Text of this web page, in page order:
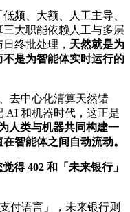
频、大额、人工主导、
大职能依赖人工与多层
终批处理， 天然就是为
是为智能体实时运行的
去中心化清算天然错
AI 和机器时代，这正是
人类与机器共同构建一
智能体之间自动流动。
得 402 和「未来银行」
付语言」，未来银行则